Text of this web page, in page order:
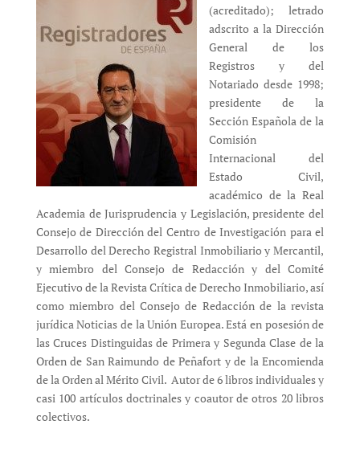
(acreditado); letrado
adscrito a la Dirección
General de los
Registros y del
Notariado desde 1998;
presidente de la
Sección Española de la
Comisión
Internacional del
Estado Civil,
académico de la Real
Academia de Jurisprudencia y Legislación, presidente del
Consejo de Dirección del Centro de Investigación para el
Desarrollo del Derecho Registral Inmobiliario y Mercantil,
y miembro del Consejo de Redacción y del Comité
Ejecutivo de la Revista Crítica de Derecho Inmobiliario, así
como miembro del Consejo de Redacción de la revista
jurídica Noticias de la Unión Europea. Está en posesión de
las Cruces Distinguidas de Primera y Segunda Clase de la
Orden de San Raimundo de Peñafort y de la Encomienda
de la Orden al Mérito Civil. Autor de 6 libros individuales y
casi 100 artículos doctrinales y coautor de otros 20 libros
colectivos.